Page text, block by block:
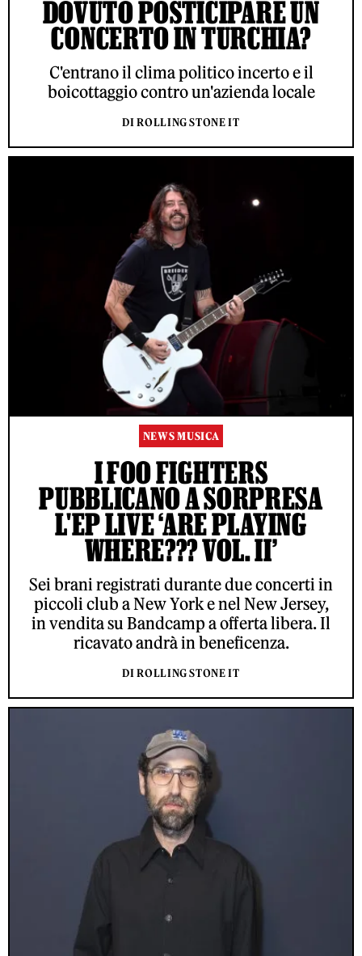
DOVUTO POSTICIPARE UN
CONCERTO IN TURCHIA?
C'entrano il clima politico incerto e il
boicottaggio contro un'azienda locale
DI ROLLING STONE IT
NEWS MUSICA
I FOO FIGHTERS
PUBBLICANO A SORPRESA
L'EP LIVE ‘ARE PLAYING
WHERE??? VOL. II’
Sei brani registrati durante due concerti in
piccoli club a New York e nel New Jersey,
in vendita su Bandcamp a offerta libera. Il
ricavato andrà in beneficenza.
DI ROLLING STONE IT